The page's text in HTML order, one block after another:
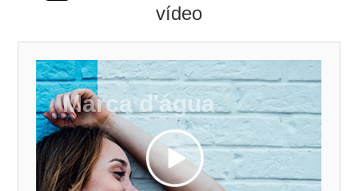
vídeo
Marca d'água